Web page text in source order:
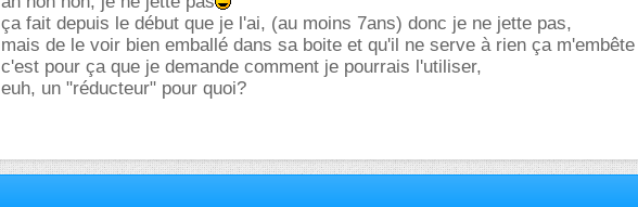
ça fait depuis le début que je l'ai, (au moins 7ans) donc je ne jette pas,
mais de le voir bien emballé dans sa boite et qu'il ne serve à rien ça
c'est pour ça que je demande comment je pourrais l'utiliser,
euh, un "réducteur" pour quoi?